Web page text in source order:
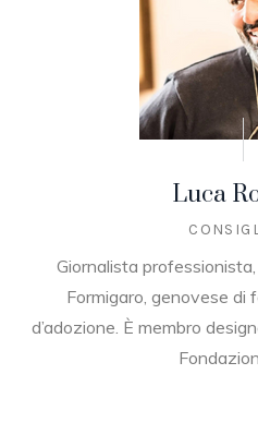
Luca
Giornalista
Formigaro, genovese di
d’adozione. È membro